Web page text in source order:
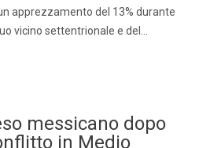
apprezzamento del 13% durante
vicino settentrionale e del…
messicano dopo
in Medio